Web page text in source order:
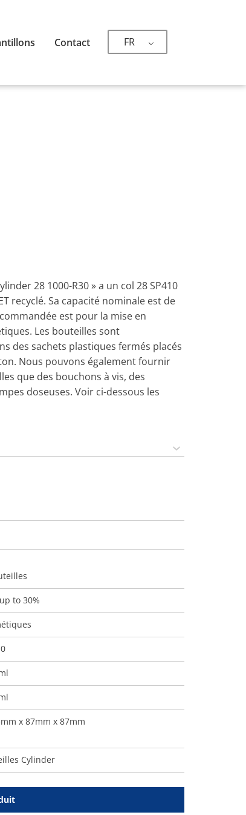
FR
Contact
28 1000-R30 » a un col 28 SP410
recyclé. Sa capacité nominale est de
est pour la mise en
Les bouteilles sont
des sachets plastiques fermés placés
Nous pouvons également fournir
que des bouchons à vis, des
doseuses. Voir ci-dessous les
to 30%
x 87mm x 87mm
Cylinder